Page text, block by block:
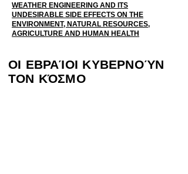
WEATHER ENGINEERING AND ITS
UNDESIRABLE SIDE EFFECTS ON THE
ENVIRONMENT, NATURAL RESOURCES,
AGRICULTURE AND HUMAN HEALTH
ΟΙ ΕΒΡΑΊΟΙ ΚΥΒΕΡΝΟΎΝ
ΤΟΝ ΚΌΣΜΟ